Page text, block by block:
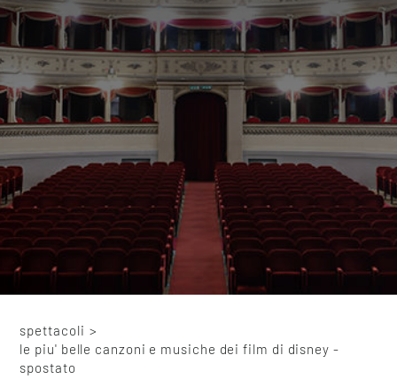
spettacoli >
le piu' belle canzoni e musiche dei film di disney -
spostato